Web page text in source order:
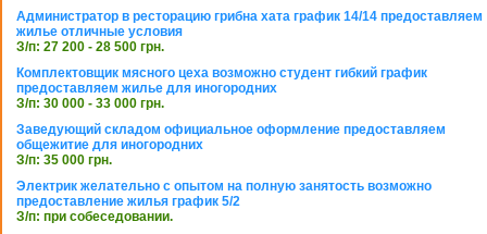
Администратор в ресторацию грибна хата график 14/14 предоставляем
жилье отличные условия
З/п: 27 200 - 28 500 грн.
Комплектовщик мясного цеха возможно студент гибкий график
предоставляем жилье для иногородних
З/п: 30 000 - 33 000 грн.
Заведующий складом официальное оформление предоставляем
общежитие для иногородних
З/п: 35 000 грн.
Электрик желательно с опытом на полную занятость возможно
предоставление жилья график 5/2
З/п: при собеседовании.